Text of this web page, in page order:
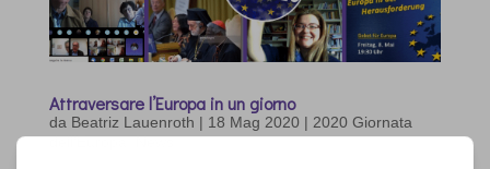
Attraversare l’Europa in un giorno
da Beatriz Lauenroth | 18 Mag 2020 | 2020 Giornata
dell'Europa,News